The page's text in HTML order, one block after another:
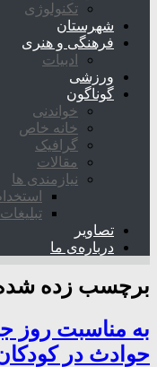
تکنولوژی
شهرستان
فرهنگی و هنری
ادبیات
ورزشی
گوناگون
خواندنی
خانه خاص
گرافیک
مقالات
نیازمندی ها
تبلیغات
تصاویر
درباره‌ی ما
برچسب زده شده
به مناسبت روز
حوادث در